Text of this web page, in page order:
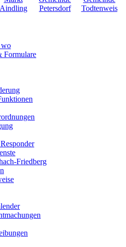
wo
Formulare
Friedberg